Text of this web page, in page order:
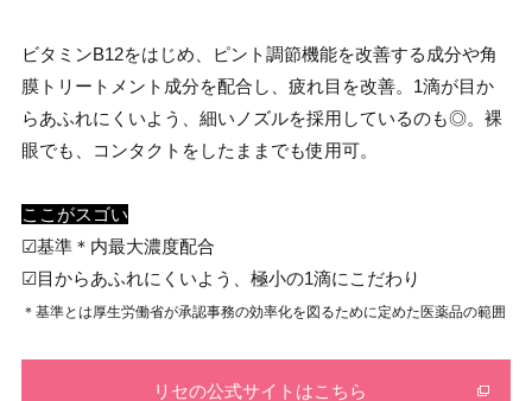
ビタミンB12をはじめ、ピント調節機能を改善する成分や角
膜トリートメント成分を配合し、疲れ目を改善。1滴が目か
らあふれにくいよう、細いノズルを採用しているのも◎。裸
眼でも、コンタクトをしたままでも使用可。
ここがスゴい
☑︎基準＊内最大濃度配合
☑︎目からあふれにくいよう、極小の1滴にこだわり
＊基準とは厚生労働省が承認事務の効率化を図るために定めた医薬品の範囲
リセの公式サイトはこちら